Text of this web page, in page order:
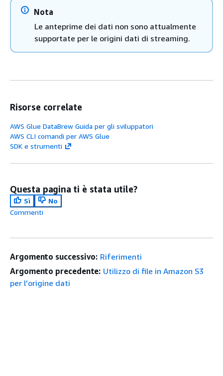
Nota
Le anteprime dei dati non sono attualmente
supportate per le origini dati di streaming.
Risorse correlate
AWS Glue DataBrew Guida per gli sviluppatori
AWS CLI comandi per AWS Glue
SDK e strumenti
Questa pagina ti è stata utile?
Sì
No
Commenti
Argomento successivo: Riferimenti
Argomento precedente: Utilizzo di file in Amazon S3
per l'origine dati